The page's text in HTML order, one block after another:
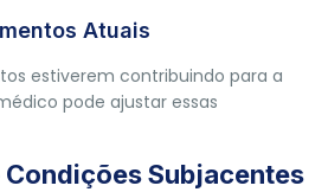
Atuais
estiverem contribuindo para a
pode ajustar essas
Subjacentes